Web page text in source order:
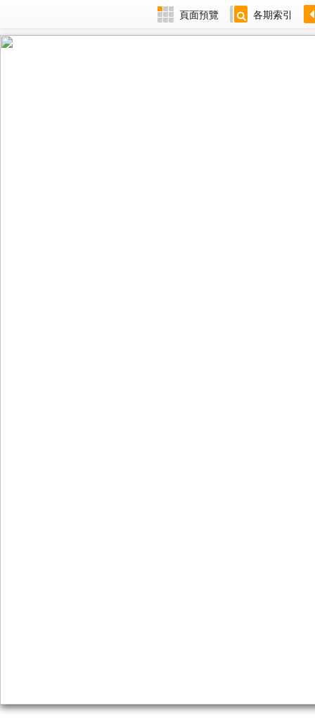
頁面預覽 各期索引